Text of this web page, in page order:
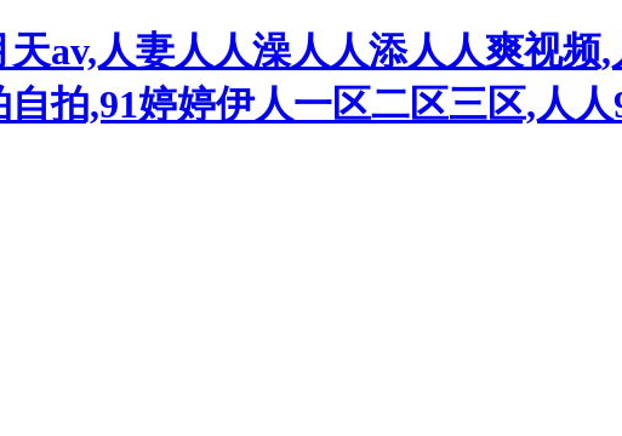
av,人妻人人澡人人添人人爽视频
拍,91婷婷伊人一区二区三区,人